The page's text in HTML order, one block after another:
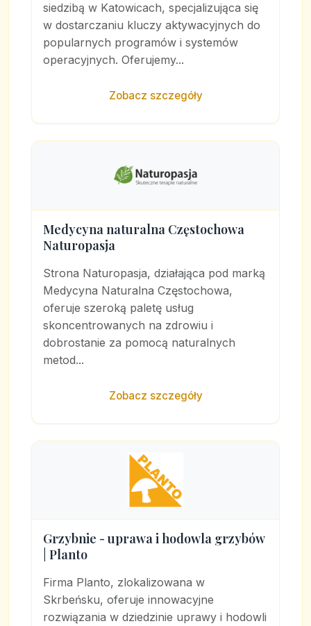
siedzibą w Katowicach, specjalizująca się
w dostarczaniu kluczy aktywacyjnych do
popularnych programów i systemów
operacyjnych. Oferujemy...
Zobacz szczegóły
Medycyna naturalna Częstochowa
Naturopasja
Strona Naturopasja, działająca pod marką
Medycyna Naturalna Częstochowa,
oferuje szeroką paletę usług
skoncentrowanych na zdrowiu i
dobrostanie za pomocą naturalnych
metod...
Zobacz szczegóły
Grzybnie - uprawa i hodowla grzybów
| Planto
Firma Planto, zlokalizowana w
Skrbeńsku, oferuje innowacyjne
rozwiązania w dziedzinie uprawy i hodowli